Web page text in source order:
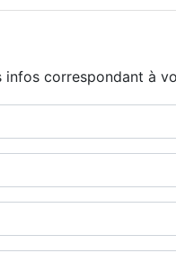
correspondant à